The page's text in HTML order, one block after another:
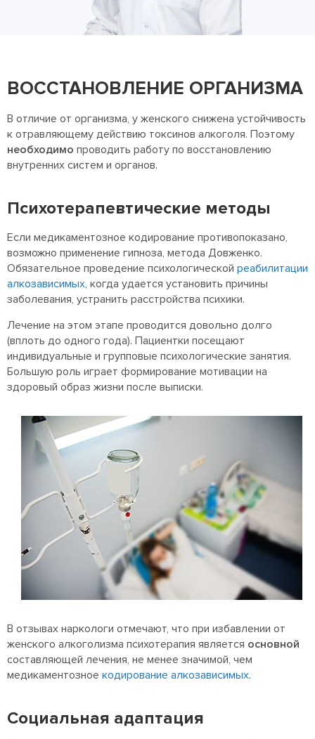
ВОССТАНОВЛЕНИЕ ОРГАНИЗМА
В отличие от организма, у женского снижена устойчивость
к отравляющему действию токсинов алкоголя. Поэтому
необходимо проводить работу по восстановлению
внутренних систем и органов.
Психотерапевтические методы
Если медикаментозное кодирование противопоказано,
возможно применение гипноза, метода Довженко.
Обязательное проведение психологической реабилитации
алкозависимых, когда удается установить причины
заболевания, устранить расстройства психики.
Лечение на этом этапе проводится довольно долго
(вплоть до одного года). Пациентки посещают
индивидуальные и групповые психологические занятия.
Большую роль играет формирование мотивации на
здоровый образ жизни после выписки.
В отзывах наркологи отмечают, что при избавлении от
женского алкоголизма психотерапия является основной
составляющей лечения, не менее значимой, чем
медикаментозное кодирование алкозависимых.
Социальная адаптация